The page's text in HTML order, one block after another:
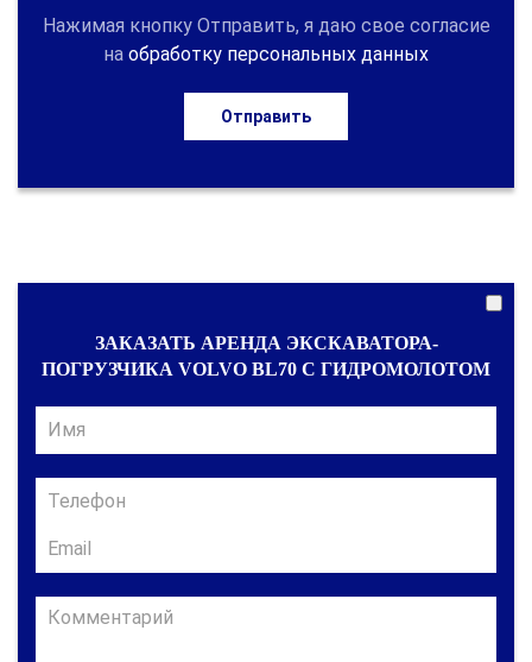
Нажимая кнопку Отправить, я даю свое согласие
на обработку персональных данных
Отправить
ЗАКАЗАТЬ АРЕНДА ЭКСКАВАТОРА-
ПОГРУЗЧИКА VOLVO BL70 С ГИДРОМОЛОТОМ